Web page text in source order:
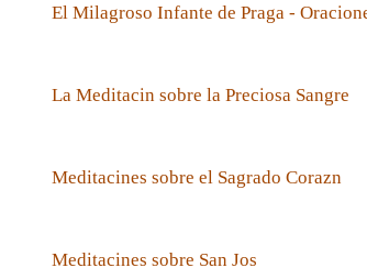
El Milagroso Infante de Praga -
La Meditacin sobre la Preciosa Sangre
Meditacines sobre el Sagrado Corazn
Meditacines sobre San Jos